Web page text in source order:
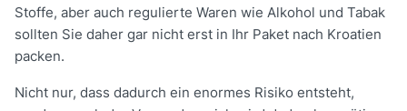
Stoffe, aber auch regulierte Waren wie Alkohol und Tabak
sollten Sie daher gar nicht erst in Ihr Paket nach Kroatien
packen.
Nicht nur, dass dadurch ein enormes Risiko entsteht,